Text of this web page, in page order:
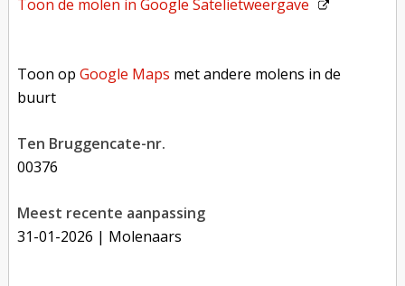
Toon de molen inGoogle Satelietweergave
Toon opGoogle Maps met andere molens in de
buurt
Ten Bruggencate-nr.
00376
Meest recente aanpassing
31-01-2026 | Molenaars